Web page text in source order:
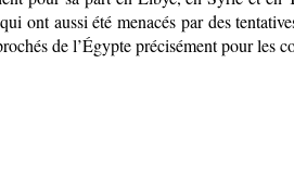
ont aussi été menacés par des
de l’Égypte précisément pour les